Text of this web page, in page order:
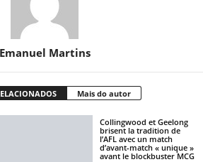
Emanuel Martins
Mais do autor
Collingwood et Geelong
brisent la tradition de
l’AFL avec un match
d’avant-match « unique »
avant le blockbuster MCG